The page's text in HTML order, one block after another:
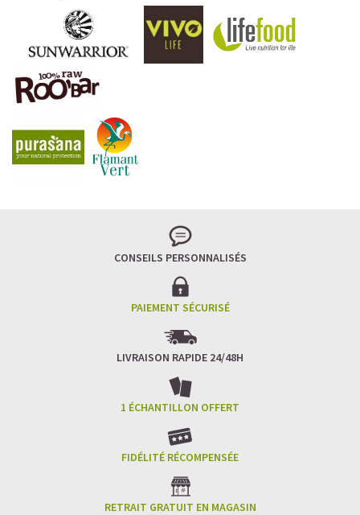
CONSEILS PERSONNALISÉS
PAIEMENT SÉCURISÉ
LIVRAISON RAPIDE 24/48H
1 ÉCHANTILLON OFFERT
FIDÉLITÉ RÉCOMPENSÉE
RETRAIT GRATUIT EN MAGASIN